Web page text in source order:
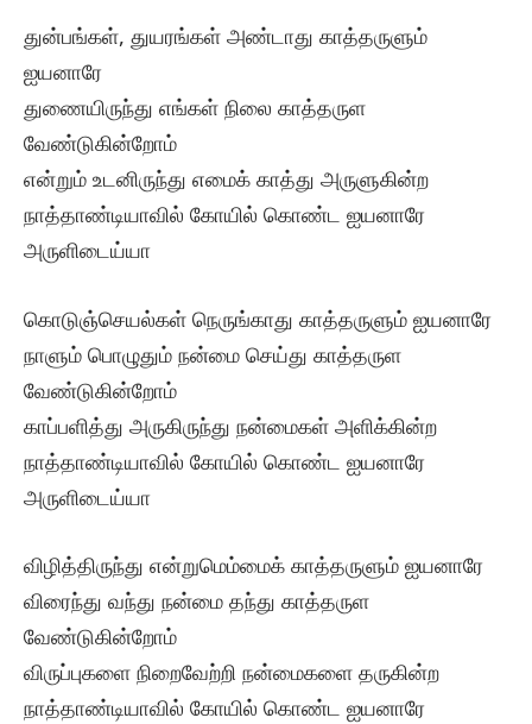
துன்பங்கள், துயரங்கள் அண்டாது காத்தருளும்
ஐயனாரே
துணையிருந்து எங்கள் நிலை காத்தருள
வேண்டுகின்றோம்
என்றும் உடனிருந்து எமைக் காத்து அருளுகின்ற
நாத்தாண்டியாவில் கோயில் கொண்ட ஐயனாரே
அருளிடைய்யா
கொடுஞ்செயல்கள் நெருங்காது காத்தருளும் ஐயனாரே
நாளும் பொழுதும் நன்மை செய்து காத்தருள
வேண்டுகின்றோம்
காப்பளித்து அருகிருந்து நன்மைகள் அளிக்கின்ற
நாத்தாண்டியாவில் கோயில் கொண்ட ஐயனாரே
அருளிடைய்யா
விழித்திருந்து என்றுமெம்மைக் காத்தருளும் ஐயனாரே
விரைந்து வந்து நன்மை தந்து காத்தருள
வேண்டுகின்றோம்
விருப்புகளை நிறைவேற்றி நன்மைகளை தருகின்ற
நாத்தாண்டியாவில் கோயில் கொண்ட ஐயனாரே